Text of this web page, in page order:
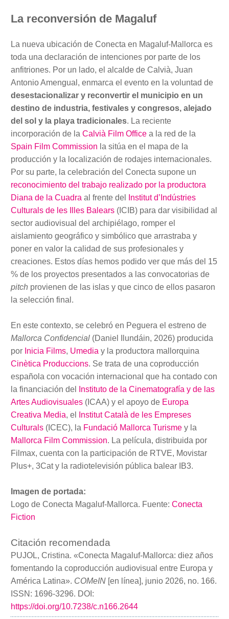
La reconversión de Magaluf
La nueva ubicación de Conecta en Magaluf-Mallorca es
toda una declaración de intenciones por parte de los
anfitriones. Por un lado, el alcalde de Calvià, Juan
Antonio Amengual, enmarca el evento en la voluntad de
desestacionalizar y reconvertir el municipio en un
destino de industria, festivales y congresos, alejado
del sol y la playa tradicionales. La reciente
incorporación de la Calvià Film Office a la red de la
Spain Film Commission la sitúa en el mapa de la
producción y la localización de rodajes internacionales.
Por su parte, la celebración del Conecta supone un
reconocimiento del trabajo realizado por la productora
Diana de la Cuadra al frente del
Institut d’Indústries
Culturals de les Illes Balears (ICIB) para dar visibilidad al
sector audiovisual del archipiélago, romper el
aislamiento geográfico y simbólico que arrastraba y
poner en valor la calidad de sus profesionales y
creaciones. Estos días hemos podido ver que más del 15
% de los proyectos presentados a las convocatorias de
pitch provienen de las islas y que cinco de ellos pasaron
la selección final.
En este contexto, se celebró en Peguera el estreno de
Mallorca Confidencial (Daniel Ilundáin, 2026) producida
por Inicia Films, Umedia y la productora mallorquina
Cinètica Produccions. Se trata de una coproducción
española con vocación internacional que ha contado con
la financiación del
Instituto de la Cinematografía y de las
Artes Audiovisuales (ICAA) y el apoyo de Europa
Creativa Media, el
Institut Català de les Empreses
Culturals (ICEC), la Fundació Mallorca Turisme y la
Mallorca Film Commission. La película, distribuida por
Filmax, cuenta con la participación de RTVE, Movistar
Plus+, 3Cat y la radiotelevisión pública balear IB3.
Imagen de portada:
Logo de Conecta Magaluf-Mallorca. Fuente: Conecta
Fiction
Citación recomendada
PUJOL, Cristina. «Conecta Magaluf-Mallorca: diez años
fomentando la coproducción audiovisual entre Europa y
América Latina». COMeIN [en línea], junio 2026, no. 166.
ISSN: 1696-3296. DOI:
https://doi.org/10.7238/c.n166.2644